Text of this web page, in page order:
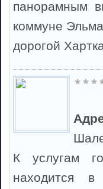
панорамным
коммуне
дорогой
К услугам
находится